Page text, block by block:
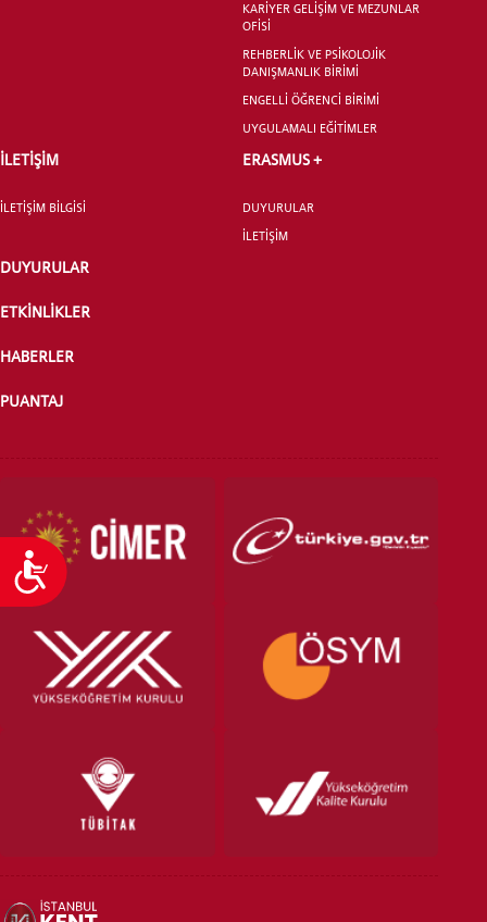
Ulaşılabilirlik
YATAY GEÇİŞ
KARİYER GELİŞİM VE MEZUNLAR
OFİSİ
REHBERLİK VE PSİKOLOJİK
DANIŞMANLIK BİRİMİ
ENGELLİ ÖĞRENCİ BİRİMİ
UYGULAMALI EĞİTİMLER
İLETİŞİM
İLETİŞİM BİLGİSİ
ERASMUS +
DUYURULAR
İLETİŞİM
DUYURULAR
ETKİNLİKLER
HABERLER
PUANTAJ